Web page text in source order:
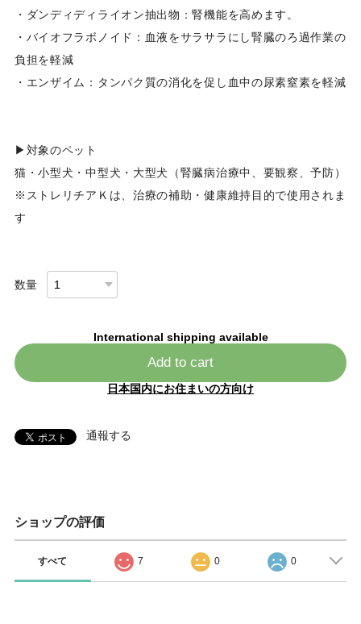
・ダンディディライオン抽出物：腎機能を高めます。
・バイオフラボノイド：血液をサラサラにし腎臓のろ過作業の
負担を軽減
・エンザイム：タンパク質の消化を促し血中の尿素窒素を軽減
▶対象のペット
猫・小型犬・中型犬・大型犬（腎臓病治療中、要観察、予防）
※ストレリチアＫは、治療の補助・健康維持目的で使用されま
す
数量
International shipping available
Add to cart
日本国内にお住まいの方向け
通報する
ショップの評価
すべて 7 0 0